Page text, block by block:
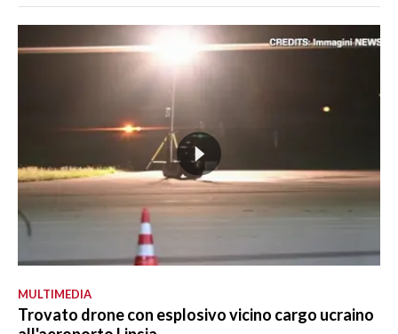
MULTIMEDIA
Trovato drone con esplosivo vicino cargo ucraino